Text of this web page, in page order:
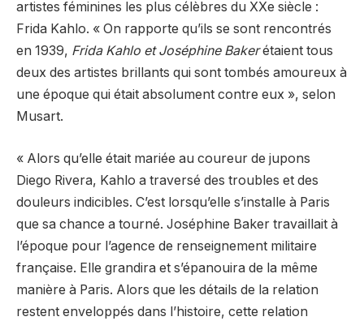
artistes féminines les plus célèbres du XXe siècle :
Frida Kahlo. « On rapporte qu’ils se sont rencontrés
en 1939, Frida Kahlo et Joséphine Bakerétaient tous
deux des artistes brillants qui sont tombés amoureux à
une époque qui était absolument contre eux », selon
Musart.
« Alors qu’elle était mariée au coureur de jupons
Diego Rivera, Kahlo a traversé des troubles et des
douleurs indicibles. C’est lorsqu’elle s’installe à Paris
que sa chance a tourné. Joséphine Baker travaillait à
l’époque pour l’agence de renseignement militaire
française. Elle grandira et s’épanouira de la même
manière à Paris. Alors que les détails de la relation
restent enveloppés dans l’histoire, cette relation